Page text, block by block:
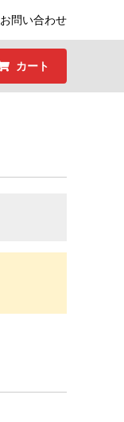
お問い合わせ
カート